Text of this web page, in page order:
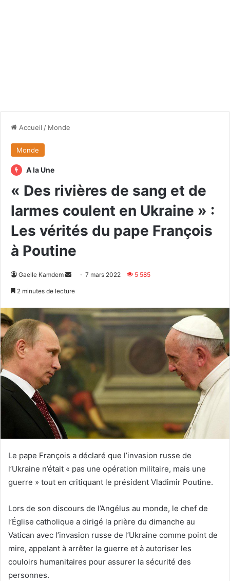
Accueil / Monde
Monde
A la Une
« Des rivières de sang et de
larmes coulent en Ukraine » :
Les vérités du pape François
à Poutine
Gaelle Kamdem
Envoyer7 mars 2022 5 585
2 minutes de lecture
Le pape François a déclaré que l’invasion russe de
l’Ukraine n’était « pas une opération militaire, mais une
guerre » tout en critiquant le président Vladimir Poutine.
Lors de son discours de l’Angélus au monde, le chef de
l’Église catholique a dirigé la prière du dimanche au
Vatican avec l’invasion russe de l’Ukraine comme point de
mire, appelant à arrêter la guerre et à autoriser les
couloirs humanitaires pour assurer la sécurité des
personnes.